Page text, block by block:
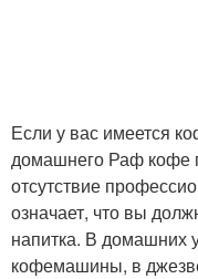
Если у вас имеется
домашнего Раф кофе
отсутствие
означает, что вы
напитка. В домашних
кофемашины, в